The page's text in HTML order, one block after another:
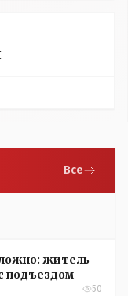
Все
житель
подъездом
50